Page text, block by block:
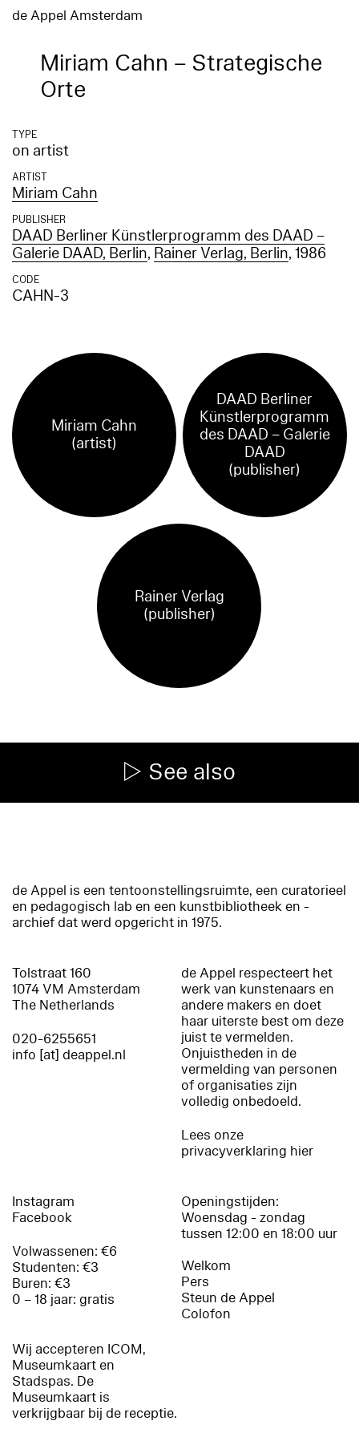
de Appel Amsterdam
Miriam Cahn – Strategische
Orte
TYPE
on artist
ARTIST
Miriam Cahn
PUBLISHER
DAAD Berliner Künstlerprogramm des DAAD –
Galerie DAAD, Berlin, Rainer Verlag, Berlin, 1986
CODE
CAHN-3
Miriam Cahn
(artist)
DAAD Berliner
Künstlerprogramm
des DAAD – Galerie
DAAD
(publisher)
Rainer Verlag
(publisher)
See also
de Appel is een tentoonstellingsruimte, een curatorieel
en pedagogisch lab en een kunstbibliotheek en -
archief dat werd opgericht in 1975.
Tolstraat 160
1074 VM Amsterdam
The Netherlands
020-6255651
info [at] deappel.nl
de Appel respecteert het
werk van kunstenaars en
andere makers en doet
haar uiterste best om deze
juist te vermelden.
Onjuistheden in de
vermelding van personen
of organisaties zijn
volledig onbedoeld.
Lees onze
privacyverklaring hier
Instagram
Facebook
Volwassenen: €6
Studenten: €3
Buren: €3
0 – 18 jaar: gratis
Wij accepteren ICOM,
Museumkaart en
Stadspas. De
Museumkaart is
verkrijgbaar bij de receptie.
Openingstijden:
Woensdag - zondag
tussen 12:00 en 18:00 uur
Welkom
Pers
Steun de Appel
Colofon